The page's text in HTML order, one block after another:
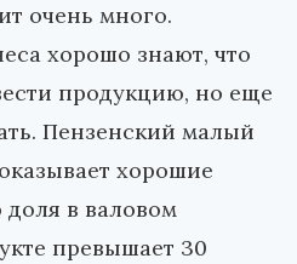
очень много.
хорошо знают, что
продукцию, но еще
Пензенский малый
хорошие
доля в валовом
превышает 30